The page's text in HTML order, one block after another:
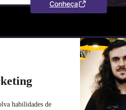
Conheça
habilidades de